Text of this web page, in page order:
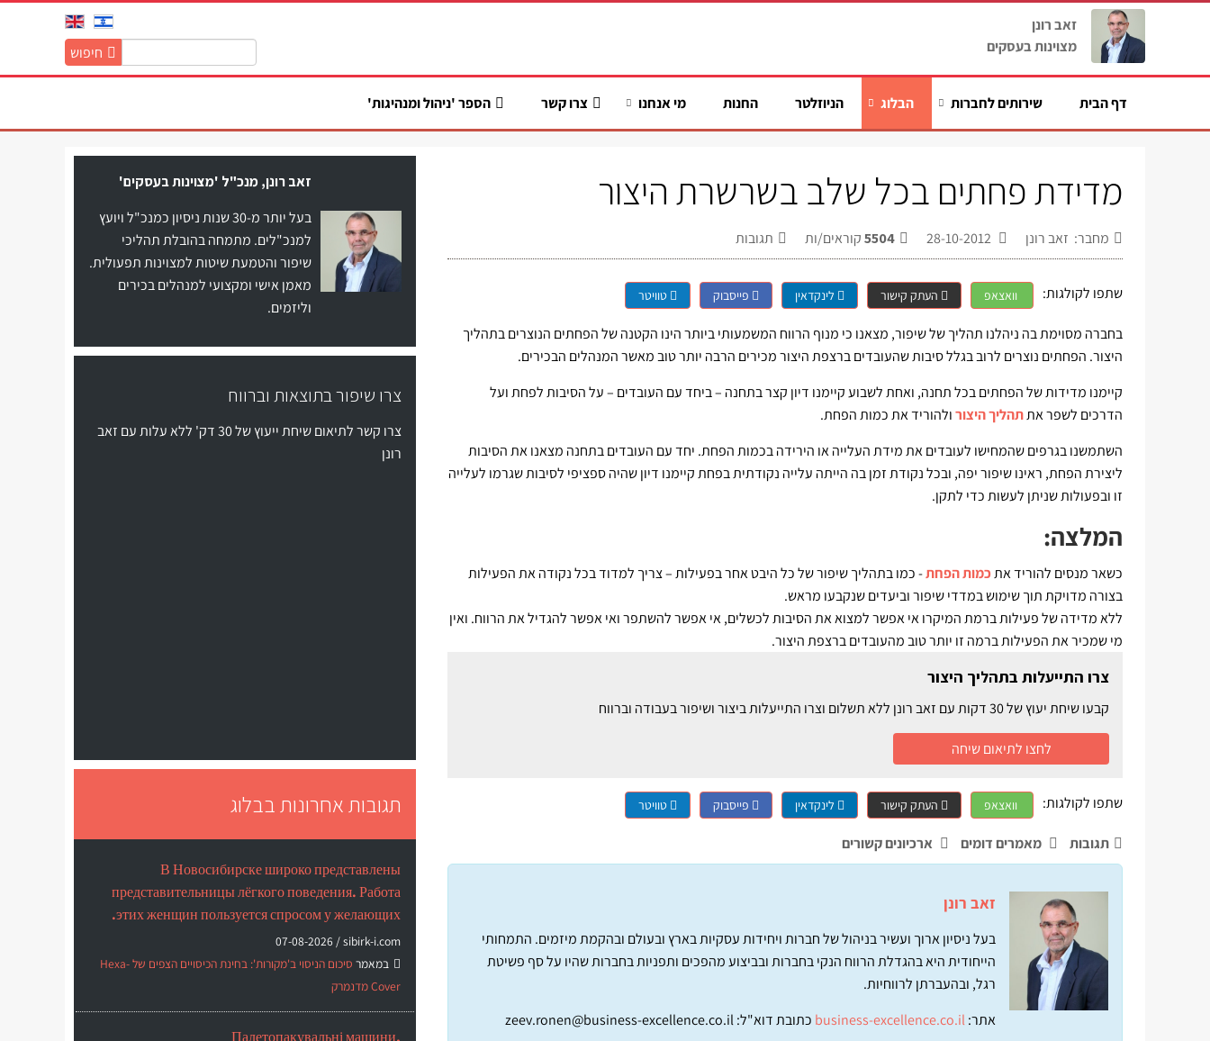
באתר:
חיפוש
זאב רונן
מצוינות בעסקים
דף הבית שירותים לחברות הבלוג הניוזלטר החנות מי אנחנו צרו קשר הספר 'ניהול ומנהיגות'
מדידת פחתים בכל שלב בשרשרת היצור
מחבר: זאב רונן 5504קוראים/ות תגובות
שתפו לקולגות: וואצאפ העתק קישור לינקדאין פייסבוק טוויטר
בחברה מסוימת בה ניהלנו תהליך של שיפור, מצאנו כי מנוף הרווח המשמעותי ביותר הינו הקטנה של הפחתים הנוצרים בתהליך
היצור. הפחתים נוצרים לרוב בגלל סיבות שהעובדים ברצפת היצור מכירים הרבה יותר טוב מאשר המנהלים הבכירים.
קיימנו מדידות של הפחתים בכל תחנה, ואחת לשבוע קיימנו דיון קצר בתחנה – ביחד עם העובדים – על הסיבות לפחת ועל
הדרכים לשפר אתתהליך היצורולהוריד את כמות הפחת.
השתמשנו בגרפים שהמחישו לעובדים את מידת העלייה או הירידה בכמות הפחת. יחד עם העובדים בתחנה מצאנו את הסיבות
ליצירת הפחת, ראינו שיפור יפה, ובכל נקודת זמן בה הייתה עלייה נקודתית בפחת קיימנו דיון שהיה ספציפי לסיבות שגרמו לעלייה
זו ובפעולות שניתן לעשות כדי לתקן.
המלצה:
כשאר מנסים להוריד אתכמות הפחת- כמו בתהליך שיפור של כל היבט אחר בפעילות – צריך למדוד בכל נקודה את הפעילות
בצורה מדויקת תוך שימוש במדדי שיפור וביעדים שנקבעו מראש.
ללא מדידה של פעילות ברמת המיקרו אי אפשר למצוא את הסיבות לכשלים, אי אפשר להשתפר ואי אפשר להגדיל את הרווח. ואין
מי שמכיר את הפעילות ברמה זו יותר טוב מהעובדים ברצפת היצור.
צרו התייעלות בתהליך היצור
קבעו שיחת יעוץ של 30 דקות עם זאב רונן ללא תשלום וצרו התייעלות ביצור ושיפור בעבודה וברווח
לחצו לתיאום שיחה
שתפו לקולגות: וואצאפ העתק קישור לינקדאין פייסבוק טוויטר
תגובות מאמרים דומים ארכיונים קשורים
זאב רונן
בעל ניסיון ארוך ועשיר בניהול של חברות ויחידות עסקיות בארץ ובעולם ובהקמת מיזמים. התמחותי
הייחודית היא בהגדלת הרווח הנקי בחברות ובביצוע מהפכים ותפניות בחברות שהיו על סף פשיטת
רגל, ובהעברתן לרווחיות.
אתר:business-excellence.co.il כתובת דוא"ל:zeev.ronen@business-excellence.co.il
זאב רונן, מנכ"ל 'מצוינות בעסקים'
בעל יותר מ-30 שנות ניסיון כמנכ"ל ויועץ
למנכ"לים. מתמחה בהובלת תהליכי
שיפור והטמעת שיטות למצוינות תפעולית.
מאמן אישי ומקצועי למנהלים בכירים
וליזמים.
צרו שיפור בתוצאות וברווח
צרו קשר לתיאום שיחת ייעוץ של 30 דק' ללא עלות עם זאב
רונן
תגובות אחרונות בבלוג
В Новосибирске широко представлены
представительницы лёгкого поведения. Работа
этих женщин пользуется спросом у желающих.
sibirk-i.com /
07-08-2026
במאמר
סיכום הניסוי ב'מקורות': בחינת הכיסויים הצפים של Hexa-
Cover מדנמרק
Палетопакувальні машини,